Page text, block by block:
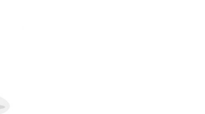
Максимальная
30 баллов.
что на туристических
и visitmo.ru представлен 21 из 37
сайты, в том числе постоянно